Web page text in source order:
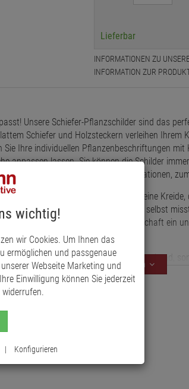
Lieferbar
INFORMATIONEN ZU
INFORMATION ZUR
Unsere Schiefer-Pflanzschilder sind das
Schiefer und Holzsteckern verleihen Ihrem
Sie Ihre individuellen Pflanzenbeschriftungen
anpassen lassen. Sie können die Schilder
als Beiwerk für stilvolle Tischdekorationen,
Sie 4 Schiefer-Pflanzschilder sowie eine
16 cm hoch, und das Schiefer-Schild selbst
sich harmonisch in jede Gartenlandschaft ein
sind nicht nur ästhetisch ansprechend,
und Wiederverwendbarkeit tragen sie
Entdecken Sie die Vielseitigkeit und den
Garten und Ihren Veranstaltungen eine
Mehr anzeigen
wichtig!
wir Cookies. Um Ihnen das
ermöglichen und passgenaue
Webseite Marketing und
Einwilligung können Sie jederzeit
| Konfigurieren